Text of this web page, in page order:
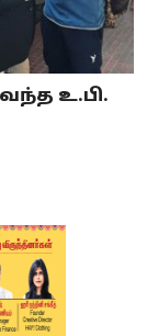
உ.பி.